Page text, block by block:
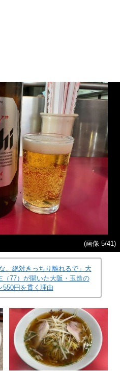
(画像 5/41)
、絶対きっちり離れるで」大
77）が開いた大阪・玉造の
550円を貫く理由